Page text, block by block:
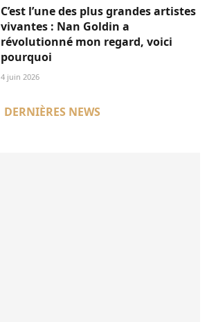
C’est l’une des plus grandes artistes
vivantes : Nan Goldin a
révolutionné mon regard, voici
pourquoi
4 juin 2026
DERNIÈRES NEWS